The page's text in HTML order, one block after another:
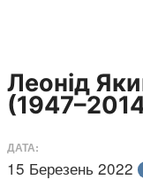
Леонід
ДАТА:
15 Березень 2022